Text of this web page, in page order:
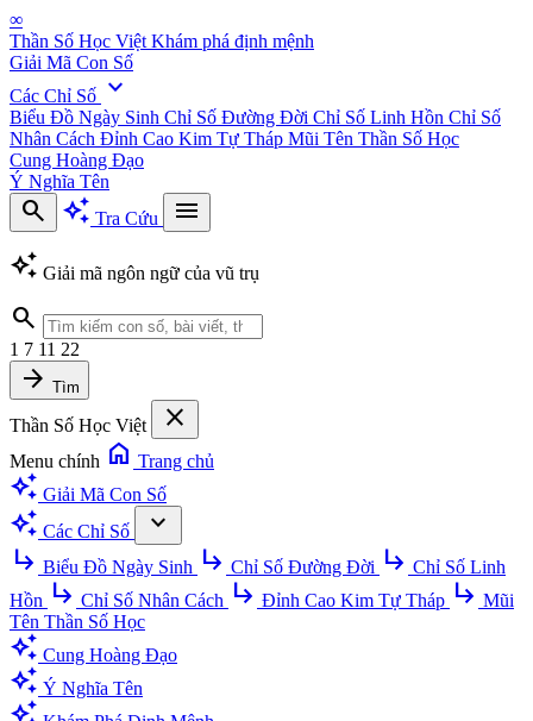
∞
Thần Số Học Việt Khám phá định mệnh
Giải Mã Con Số
Các Chỉ Số expand_more
Biểu Đồ Ngày Sinh Chỉ Số Đường Đời Chỉ Số Linh Hồn Chỉ Số
Nhân Cách Đỉnh Cao Kim Tự Tháp Mũi Tên Thần Số Học
Cung Hoàng Đạo
Ý Nghĩa Tên
search auto_awesome Tra Cứu
menu
auto_awesome Giải mã ngôn ngữ của vũ trụ
search
1 7 11 22
arrow_forward Tìm
Thần Số Học Việt close
Menu chính home Trang chủ
auto_awesome Giải Mã Con Số
auto_awesome Các Chỉ Số
expand_more
subdirectory_arrow_right Biểu Đồ Ngày Sinh subdirectory_arrow_right Chỉ Số Đường Đời subdirectory_arrow_right Chỉ Số Linh
Hồn subdirectory_arrow_right Chỉ Số Nhân Cách subdirectory_arrow_right Đỉnh Cao Kim Tự Tháp subdirectory_arrow_right Mũi
Tên Thần Số Học
auto_awesome Cung Hoàng Đạo
auto_awesome Ý Nghĩa Tên
auto_awesome